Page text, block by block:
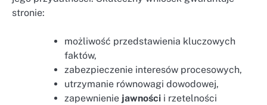
stronie:
możliwość przedstawienia kluczowych
faktów,
zabezpieczenie interesów procesowych,
utrzymanie równowagi dowodowej,
zapewnienie jawności i rzetelności